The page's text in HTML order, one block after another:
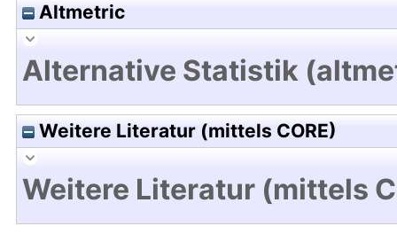
Altmetric
Alternative Statistik
Weitere Literatur (mittels CORE)
Weitere Literatur (mittels